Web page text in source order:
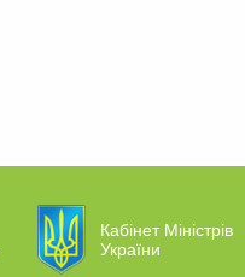
Кабінет Міністрів
України